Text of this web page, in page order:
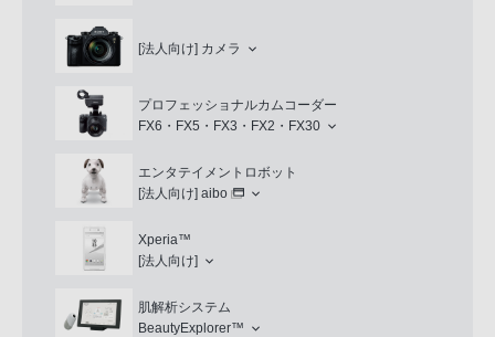
[法人向け] カメラ
プロフェッショナルカムコーダー
FX6・FX5・FX3・FX2・FX30
エンタテイメントロボット
[法人向け] aibo
Xperia™
[法人向け]
肌解析システム
BeautyExplorer™